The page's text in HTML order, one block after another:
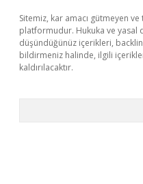
Sitemiz, kar amacı gütmeyen
platformudur. Hukuka ve yasal
düşündüğünüz içerikleri,
bildirmeniz halinde, ilgili
kaldırılacaktır.